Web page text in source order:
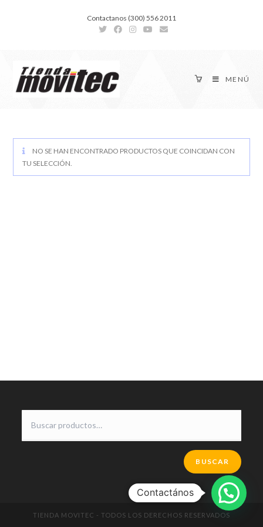
Contactanos (300) 556 2011
MENÚ
NO SE HAN ENCONTRADO PRODUCTOS QUE COINCIDAN CON
TU SELECCIÓN.
BUSCAR
TIENDA MOVITEC - TODOS LOS DERECHOS RESERVADOS
Contactános